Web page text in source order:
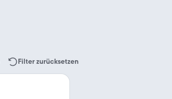
Filter zurücksetzen